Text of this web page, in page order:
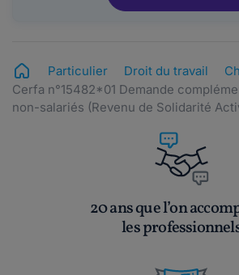
Particulier Droit du travail
Cerfa n°15482*01 Demande
non-salariés (Revenu de Solidarité
20 ans que l’on
les